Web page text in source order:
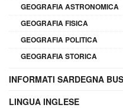
GEOGRAFIA ASTRONOMICA
GEOGRAFIA FISICA
GEOGRAFIA POLITICA
GEOGRAFIA STORICA
INFORMATI SARDEGNA
LINGUA INGLESE